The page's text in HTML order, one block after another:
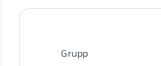
Grupp